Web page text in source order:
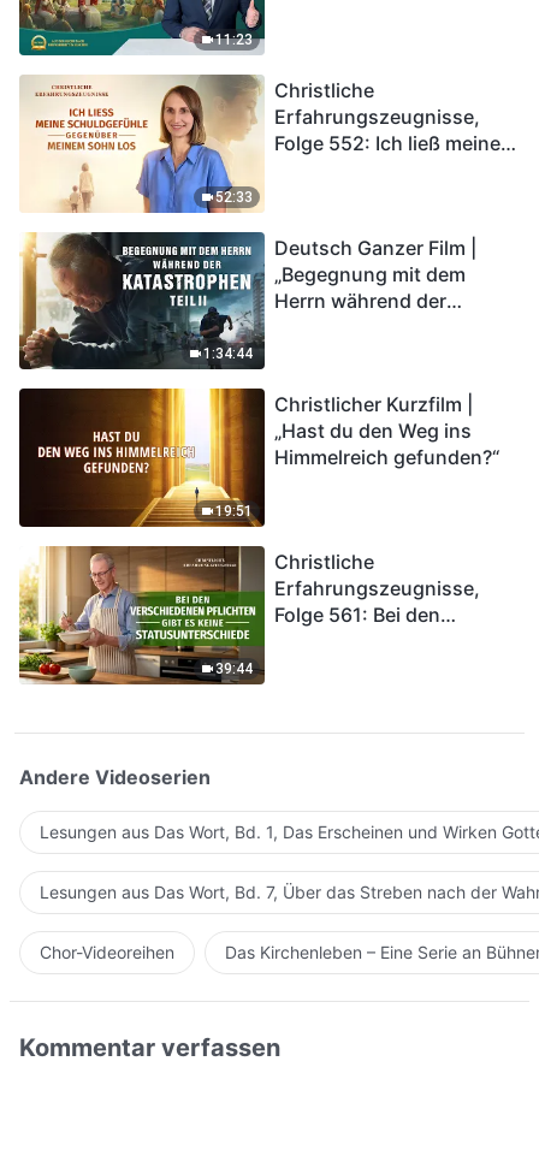
11:23
52:33
Christliche
Erfahrungszeugnisse,
Folge 552: Ich ließ meine
1:34:44
Deutsch Ganzer Film |
„Begegnung mit dem
Herrn während der
in das Königreich Gottes
eintreten?
19:51
Christlicher Kurzfilm |
„Hast du den Weg ins
Himmelreich gefunden?“
39:44
Christliche
Erfahrungszeugnisse,
Folge 561: Bei den
Andere Videoserien
Lesungen aus Das Wort, Bd. 1, Das Erscheinen und Wirken
Lesungen aus Das Wort, Bd. 7, Über das Streben nach der
Chor-Videoreihen Das Kirchenleben – Eine Serie an
Kommentar verfassen